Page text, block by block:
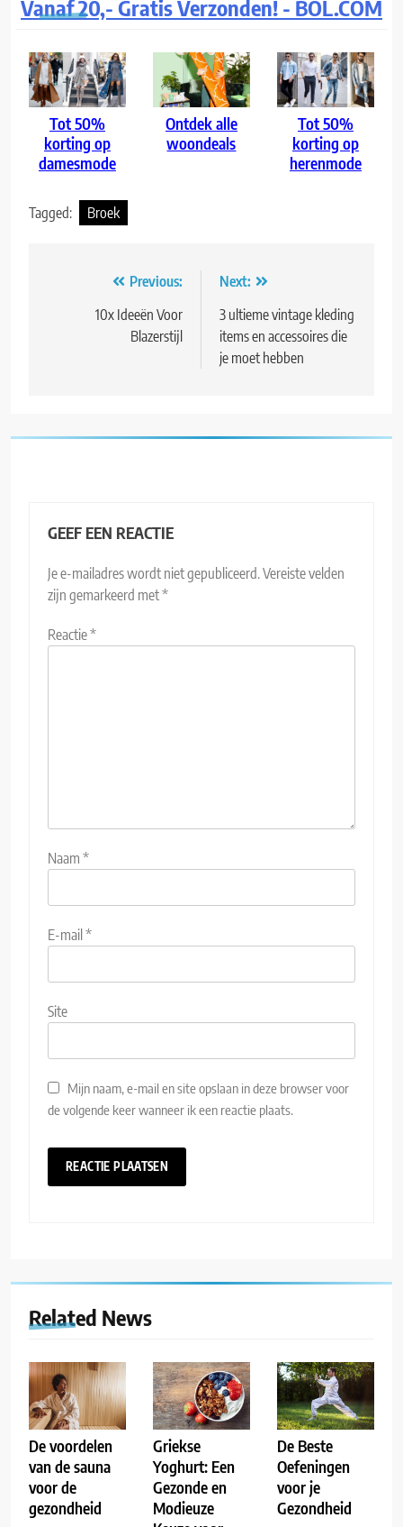
Vanaf 20,- Gratis Verzonden! - BOL.COM
Tot 50%
korting op
damesmode
Ontdek alle
woondeals
Tot 50%
korting op
herenmode
Tagged: Broek
navigatie
Previous:
10x Ideeën Voor
Blazerstijl
Next:
3 ultieme vintage kleding
items en accessoires die
je moet hebben
GEEF EEN REACTIE
Je e-mailadres wordt niet gepubliceerd.Vereiste velden
zijn gemarkeerd met*
Reactie*
Naam *
E-mail *
Site
Mijn naam, e-mail en site opslaan in deze browser voor
de volgende keer wanneer ik een reactie plaats.
Related News
De voordelen
van de sauna
voor de
gezondheid
Griekse
Yoghurt: Een
Gezonde en
Modieuze
De Beste
Oefeningen
voor je
Gezondheid